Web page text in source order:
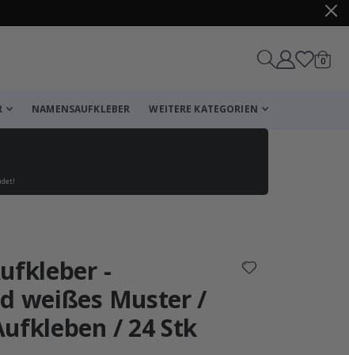
Wagen
0
NAMENSAUFKLEBER WEITERE KATEGORIEN
-
weißes Muster /
/ 24 Stk